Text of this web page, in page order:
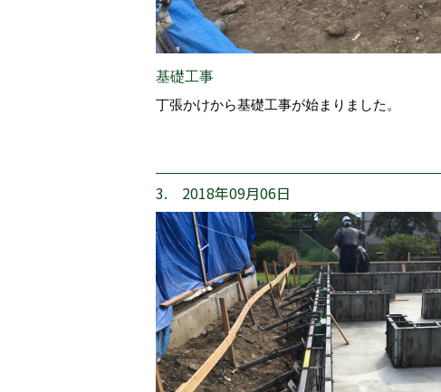
基礎工事
丁張かけから基礎工事が始まりました。
3. 2018年09月06日